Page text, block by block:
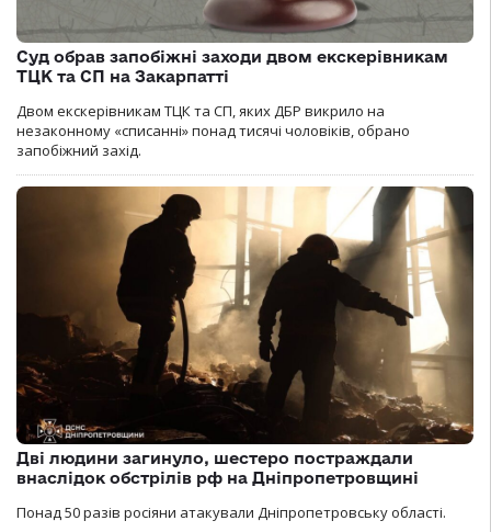
Суд обрав запобіжні заходи двом екскерівникам
ТЦК та СП на Закарпатті
Двом екскерівникам ТЦК та СП, яких ДБР викрило на
незаконному «списанні» понад тисячі чоловіків, обрано
запобіжний захід.
Дві людини загинуло, шестеро постраждали
внаслідок обстрілів рф на Дніпропетровщині
Понад 50 разів росіяни атакували Дніпропетровську області.